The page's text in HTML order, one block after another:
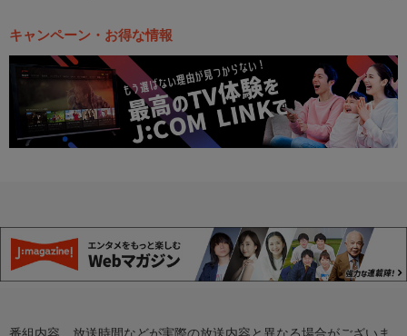
キャンペーン・お得な情報